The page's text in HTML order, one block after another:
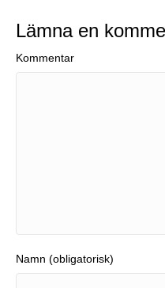
Lämna en
Kommentar
Namn (obligatorisk)